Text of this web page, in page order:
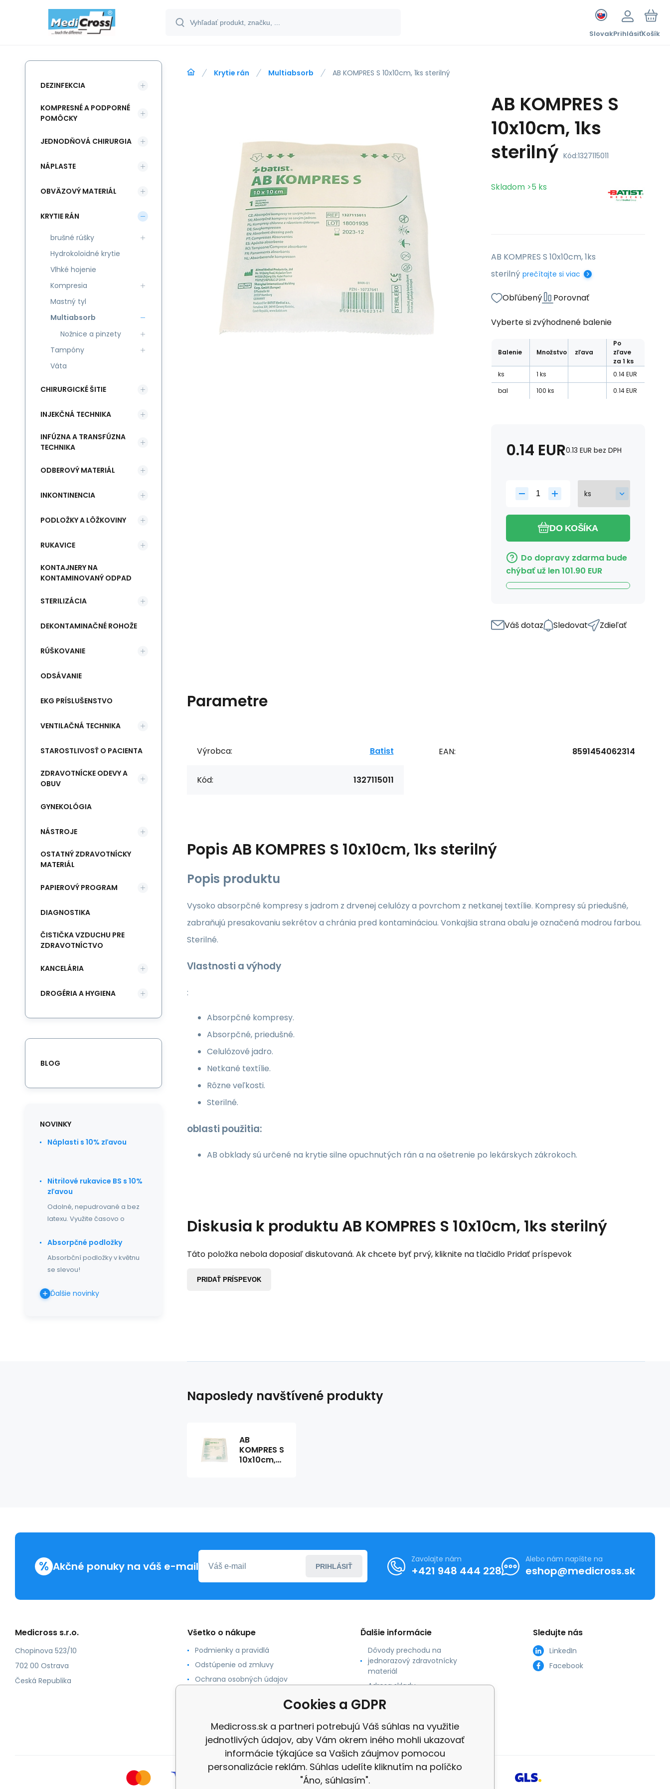
SlovakPrihlásiťKošík
Krytie rán Multiabsorb AB KOMPRES S 10x10cm, 1ks sterilný
AB KOMPRES S
10x10cm, 1ks
sterilný Kód:1327115011
Skladom >5 ks
AB KOMPRES S 10x10cm, 1ks
sterilný prečítajte si viac
Obľúbený Porovnať
Vyberte si zvýhodnené balenie
Balenie Množstvo zľava
Po
zľave
za 1 ks
ks
1 ks 0.14EUR
bal
100 ks 0.14EUR
0.14 EUR0.13 EUR bez DPH
DO KOŠÍKA
Do dopravy zdarma bude
chýbať už len101.90 EUR
Váš dotaz Sledovat Zdieľať
Parametre
Výrobca: Batist
Kód: 1327115011
EAN: 8591454062314
Popis AB KOMPRES S 10x10cm, 1ks sterilný
Popis produktu
Vysoko absorpčné kompresy s jadrom z drvenej celulózy a povrchom z netkanej textílie. Kompresy sú priedušné,
zabraňujú presakovaniu sekrétov a chránia pred kontamináciou. Vonkajšia strana obalu je označená modrou farbou.
Sterilné.
Vlastnosti a výhody
:
Absorpčné kompresy.
Absorpčné, priedušné.
Celulózové jadro.
Netkané textílie.
Rôzne veľkosti.
Sterilné.
oblasti použitia:
AB obklady sú určené na krytie silne opuchnutých rán a na ošetrenie po lekárskych zákrokoch.
Diskusia k produktu AB KOMPRES S 10x10cm, 1ks sterilný
Táto položka nebola doposiaľ diskutovaná. Ak chcete byť prvý, kliknite na tlačidlo Pridať príspevok
PRIDAŤ PRÍSPEVOK
DEZINFEKCIA
KOMPRESNÉ A PODPORNÉ
POMÔCKY
JEDNODŇOVÁ CHIRURGIA
NÁPLASTE
OBVÄZOVÝ MATERIÁL
KRYTIE RÁN
brušné rúšky
Hydrokoloidné krytie
Vlhké hojenie
Kompresia
Mastný tyl
Multiabsorb
Nožnice a pinzety
Tampóny
Váta
CHIRURGICKÉ ŠITIE
INJEKČNÁ TECHNIKA
INFÚZNA A TRANSFÚZNA
TECHNIKA
ODBEROVÝ MATERIÁL
INKONTINENCIA
PODLOŽKY A LÔŽKOVINY
RUKAVICE
KONTAJNERY NA
KONTAMINOVANÝ ODPAD
STERILIZÁCIA
DEKONTAMINAČNÉ ROHOŽE
RÚŠKOVANIE
ODSÁVANIE
EKG PRÍSLUŠENSTVO
VENTILAČNÁ TECHNIKA
STAROSTLIVOSŤ O PACIENTA
ZDRAVOTNÍCKE ODEVY A
OBUV
GYNEKOLÓGIA
NÁSTROJE
OSTATNÝ ZDRAVOTNÍCKY
MATERIÁL
PAPIEROVÝ PROGRAM
DIAGNOSTIKA
ČISTIČKA VZDUCHU PRE
ZDRAVOTNÍCTVO
KANCELÁRIA
DROGÉRIA A HYGIENA
BLOG
NOVINKY
Náplasti s 10% zľavou
Nitrilové rukavice BS s 10%
zľavou
Odolné, nepudrované a bez
latexu. Využite časovo o
Absorpčné podložky
Absorbční podložky v květnu
se slevou!
Ďalšie novinky
Naposledy navštívené produkty
AB
KOMPRES S
10x10cm,
% Akčné ponuky na váš e-mail PRIHLÁSIŤ
Zavolajte nám
+421 948 444 228
Alebo nám napíšte na
eshop@medicross.sk
Medicross s.r.o.
Chopinova 523/10
702 00 Ostrava
Česká Republika
Všetko o nákupe
Podmienky a pravidlá
Odstúpenie od zmluvy
Ochrana osobných údajov
Kontaktné údaje
Ďalšie informácie
Dôvody prechodu na
jednorazový zdravotnícky
materiál
Adresa skladu
Sledujte nás
LinkedIn
Facebook
Cookies a GDPR
Medicross.sk a partneri potrebujú Váš súhlas na využitie
jednotlivých údajov, aby Vám okrem iného mohli ukazovať
informácie týkajúce sa Vašich záujmov pomocou
personalizácie reklám. Súhlas udelíte kliknutím na políčko
"Áno, súhlasím".